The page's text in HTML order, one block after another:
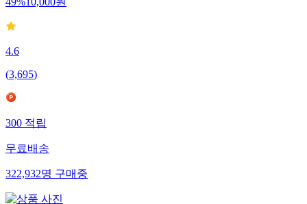
49%10,000원
4.6
(3,695)
300적립
무료배송
322,932명구매중